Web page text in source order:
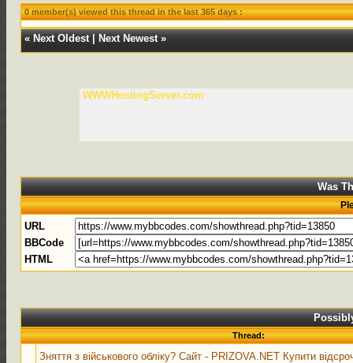
0 member(s) viewed this thread in the last 365 days :
« Next Oldest| Next Newest»
WWWHostingServer.com
Was
URL
BBCode
HTML
Thread:
Зняття з військового обліку? Сайт - PRIZOVA.NET Купити